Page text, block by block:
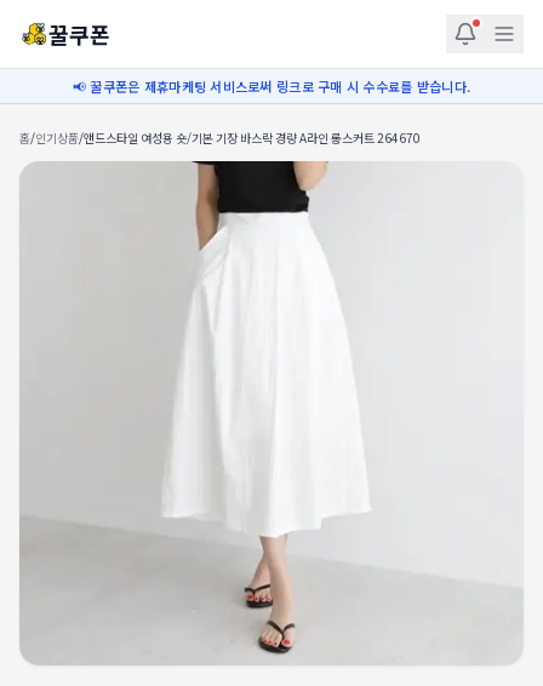
꿀쿠폰
📢 꿀쿠폰은 제휴마케팅 서비스로써 링크로 구매 시 수수료를 받습니다.
홈/인기상품/앤드스타일 여성용 숏/기본 기장 바스락 경량 A라인 롱스커트 264670